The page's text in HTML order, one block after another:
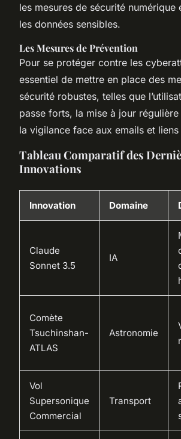
les mesures de sécurité numérique
les données sensibles.
Les Mesures de Prévention
Pour se protéger contre les
essentiel de mettre en place des
sécurité robustes, telles que
passe forts, la mise à jour
la vigilance face aux emails et liens
Tableau Comparatif des
Innovations
Innovation Domaine
Claude
Sonnet 3.5
IA
Comète
Tsuchinshan-
ATLAS
Astronomie
Vol
Supersonique
Commercial
Transport